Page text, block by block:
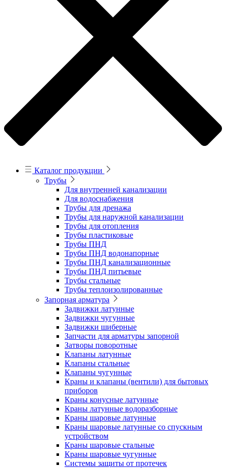
Каталог продукции
Трубы
Для внутренней канализации
Для водоснабжения
Трубы для дренажа
Трубы для наружной канализации
Трубы для отопления
Трубы пластиковые
Трубы ПНД
Трубы ПНД водонапорные
Трубы ПНД канализационные
Трубы ПНД питьевые
Трубы стальные
Трубы теплоизолированные
Запорная арматура
Задвижки латунные
Задвижки чугунные
Задвижки шиберные
Запчасти для арматуры запорной
Затворы поворотные
Клапаны латунные
Клапаны стальные
Клапаны чугунные
Краны и клапаны (вентили) для бытовых
приборов
Краны конусные латунные
Краны латунные водоразборные
Краны шаровые латунные
Краны шаровые латунные со спускным
устройством
Краны шаровые стальные
Краны шаровые чугунные
Системы защиты от протечек